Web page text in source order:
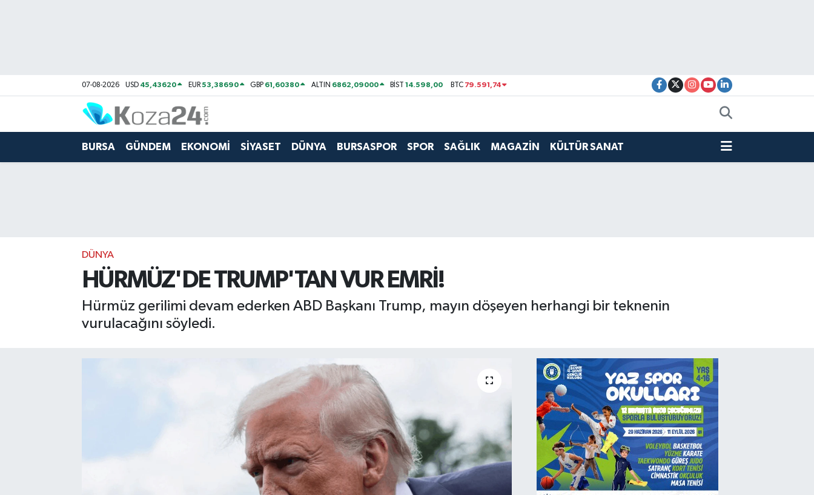
07-08-2026 USD 45,43620 EUR53,38690 GBP 61,60380 ALTIN 6862,09000 BİST14.598,00 BTC 79.591,74
BURSA GÜNDEM EKONOMİ SİYASET DÜNYA BURSASPOR SPOR SAĞLIK MAGAZİN KÜLTÜR SANAT
DÜNYA
HÜRMÜZ'DE TRUMP'TAN VUR EMRİ!
Hürmüz gerilimi devam ederken ABD Başkanı Trump, mayın döşeyen herhangi bir teknenin
vurulacağını söyledi.
Bursa Namaz Vakitleri
Bursa Trafik Yoğunluk Haritası